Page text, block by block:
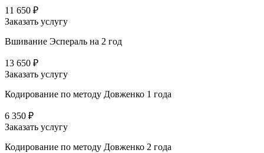
11 650 ₽
Заказать услугу
Вшивание Эспераль на 2 год
13 650 ₽
Заказать услугу
Кодирование по методу Довженко 1 года
6 350 ₽
Заказать услугу
Кодирование по методу Довженко 2 года